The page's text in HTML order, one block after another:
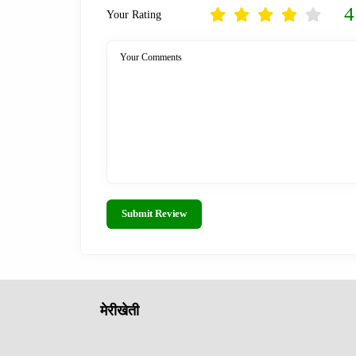
Your Rating 4
Your Comments
Submit Review
मेरीखेती